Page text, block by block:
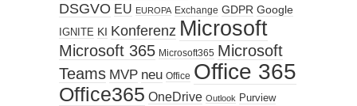
DSGVO EU EUROPA Exchange GDPR Google
IGNITE KI Konferenz Microsoft
Microsoft 365 Microsoft365 Microsoft
Teams MVP neu Office Office 365
Office365 OneDrive Outlook Purview